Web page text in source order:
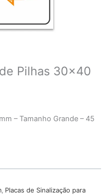
Pilhas 30×40
– Tamanho Grande – 45
, Placas de Sinalização para